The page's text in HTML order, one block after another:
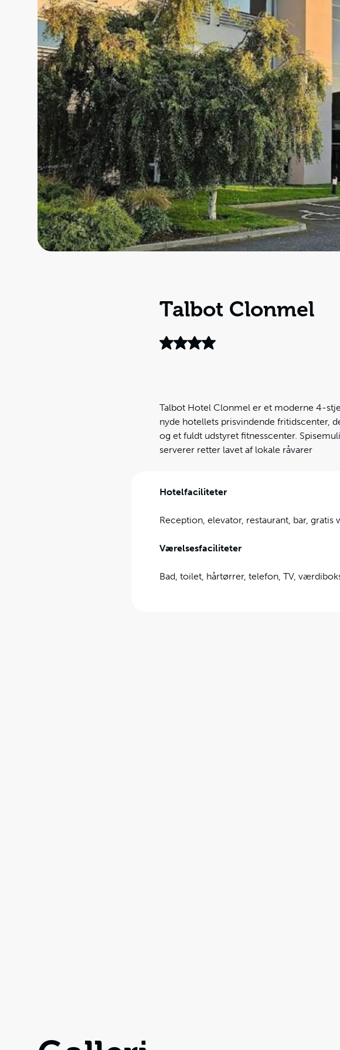
Talbot Clonmel
Talbot Hotel Clonmel er et moderne 4-
nyde hotellets prisvindende fritidscenter,
og et fuldt udstyret fitnesscenter.
serverer retter lavet af lokale råvarer
Hotelfaciliteter
Reception, elevator, restaurant, bar,
Værelsesfaciliteter
Bad, toilet, hårtørrer, telefon, TV,